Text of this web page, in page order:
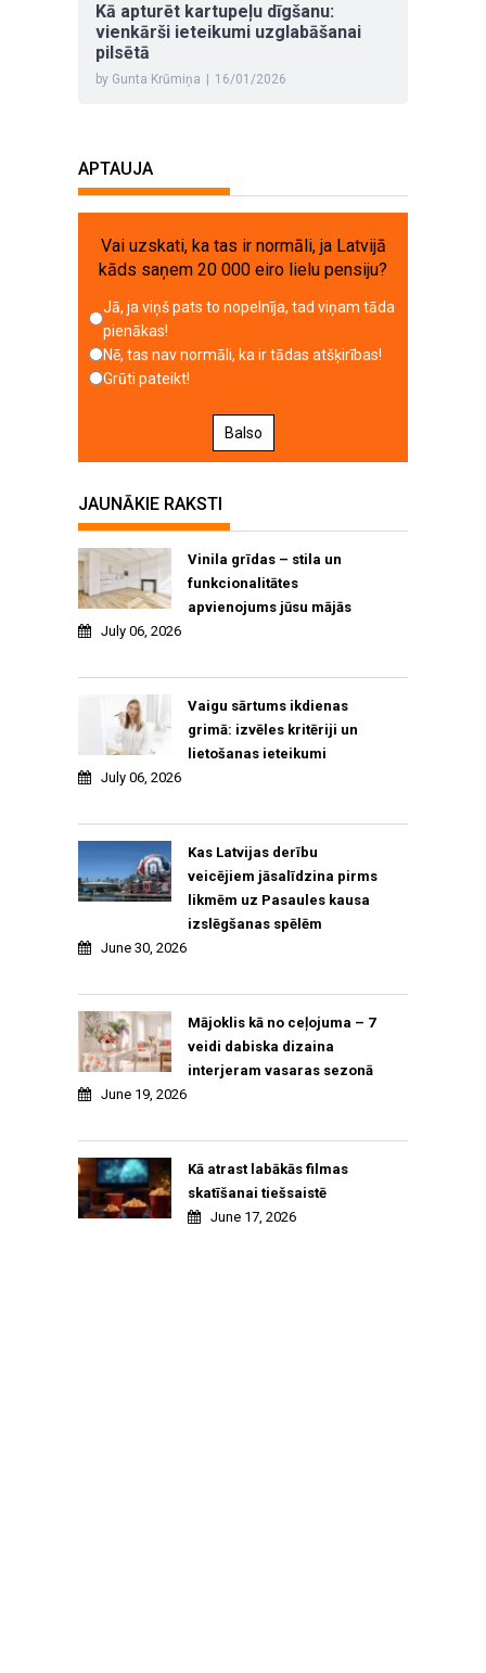
Kā apturēt kartupeļu dīgšanu:
vienkārši ieteikumi uzglabāšanai
pilsētā
by Gunta Krūmiņa 16/01/2026
APTAUJA
Vai uzskati, ka tas ir normāli, ja Latvijā
kāds saņem 20 000 eiro lielu pensiju?
Jā, ja viņš pats to nopelnīja, tad viņam tāda
pienākas!
Nē, tas nav normāli, ka ir tādas atšķirības!
Grūti pateikt!
Balso
JAUNĀKIE RAKSTI
Vinila grīdas – stila un
funkcionalitātes
apvienojums jūsu mājās
July 06, 2026
Vaigu sārtums ikdienas
grimā: izvēles kritēriji un
lietošanas ieteikumi
July 06, 2026
Kas Latvijas derību
veicējiem jāsalīdzina pirms
likmēm uz Pasaules kausa
izslēgšanas spēlēm
June 30, 2026
Mājoklis kā no ceļojuma – 7
veidi dabiska dizaina
interjeram vasaras sezonā
June 19, 2026
Kā atrast labākās filmas
skatīšanai tiešsaistē
June 17, 2026